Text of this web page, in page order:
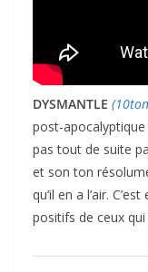
DYSMANTLE
post-apocalyptique
pas tout de suite
et son ton
qu’il en a l’air.
positifs de ceux qui